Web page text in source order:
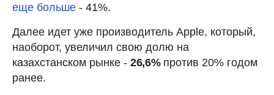
еще больше - 41%.
Далее идет уже производитель Apple, который,
наоборот, увеличил свою долю на
казахстанском рынке - 26,6%против 20% годом
ранее.